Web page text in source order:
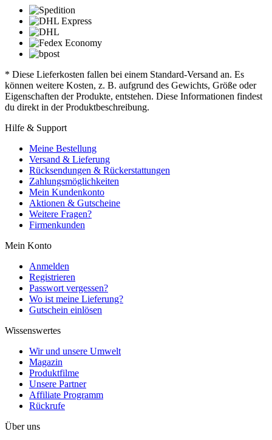
* Diese Lieferkosten fallen bei einem Standard-Versand an. Es
können weitere Kosten, z. B. aufgrund des Gewichts, Größe oder
Eigenschaften der Produkte, entstehen. Diese Informationen findest
du direkt in der Produktbeschreibung.
Hilfe & Support
Meine Bestellung
Versand & Lieferung
Rücksendungen & Rückerstattungen
Zahlungsmöglichkeiten
Mein Kundenkonto
Aktionen & Gutscheine
Weitere Fragen?
Firmenkunden
Mein Konto
Anmelden
Registrieren
Passwort vergessen?
Wo ist meine Lieferung?
Gutschein einlösen
Wissenswertes
Wir und unsere Umwelt
Magazin
Produktfilme
Unsere Partner
Affiliate Programm
Rückrufe
Über uns